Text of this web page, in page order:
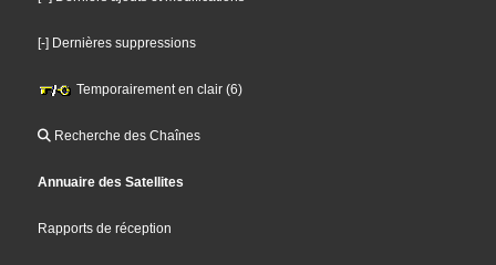
[-] Dernières suppressions
Temporairement en clair (6)
Recherche des Chaînes
Annuaire des Satellites
Rapports de réception